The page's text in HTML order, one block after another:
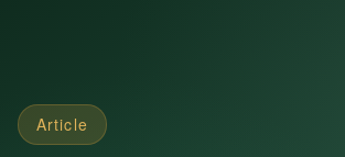
Article